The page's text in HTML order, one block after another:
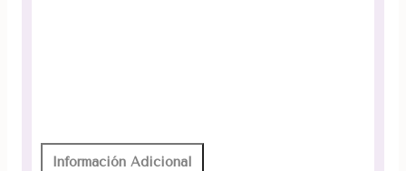
Información Adicional